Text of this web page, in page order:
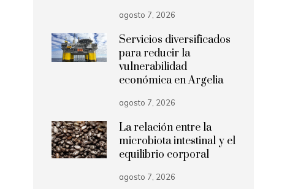
agosto 7, 2026
Servicios diversificados
para reducir la
vulnerabilidad
económica en Argelia
agosto 7, 2026
La relación entre la
microbiota intestinal y el
equilibrio corporal
agosto 7, 2026